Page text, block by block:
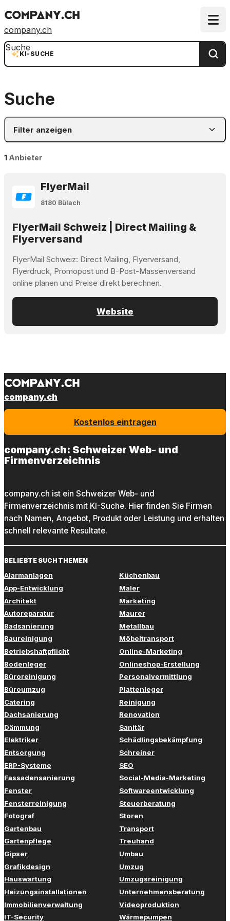
company.ch
KI-SUCHE
Suche
Suche
Filter anzeigen
1 Anbieter
FlyerMail
8180 Bülach
FlyerMail Schweiz | Direct Mailing &
Flyerversand
FlyerMail Schweiz: Direct Mailing, Flyerversand,
Flyerdruck, Promopost und B-Post-Massenversand
online planen und Preise direkt berechnen.
Website
company.ch
Kostenlos eintragen
company.ch: Schweizer Web- und
Firmenverzeichnis
company.ch ist ein Schweizer Web- und
Firmenverzeichnis mit KI-Suche. Hier finden Sie Firmen
nach Namen, Angebot, Produkt oder Leistung und erhalten
schnell relevante Resultate.
BELIEBTE SUCHTHEMEN
Alarmanlagen
App-Entwicklung
Architekt
Autoreparatur
Badsanierung
Baureinigung
Betriebshaftpflicht
Bodenleger
Büroreinigung
Büroumzug
Catering
Dachsanierung
Dämmung
Elektriker
Entsorgung
ERP-Systeme
Fassadensanierung
Fenster
Fensterreinigung
Fotograf
Gartenbau
Gartenpflege
Gipser
Grafikdesign
Hauswartung
Heizungsinstallationen
Immobilienverwaltung
IT-Security
Küchenbau
Maler
Marketing
Maurer
Metallbau
Möbeltransport
Online-Marketing
Onlineshop-Erstellung
Personalvermittlung
Plattenleger
Reinigung
Renovation
Sanitär
Schädlingsbekämpfung
Schreiner
SEO
Social-Media-Marketing
Softwareentwicklung
Steuerberatung
Storen
Transport
Treuhand
Umbau
Umzug
Umzugsreinigung
Unternehmensberatung
Videoproduktion
Wärmepumpen